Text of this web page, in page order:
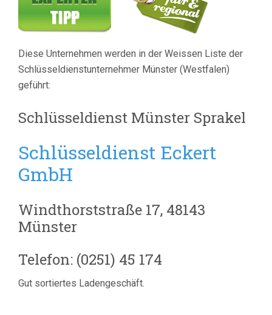
Diese Unternehmen werden in der Weissen Liste der
Schlüsseldienstunternehmer Münster (Westfalen)
geführt:
Schlüsseldienst Münster Sprakel
Schlüsseldienst Eckert
GmbH
Windthorststraße 17, 48143
Münster
Telefon: (0251) 45 174
Gut sortiertes Ladengeschäft.